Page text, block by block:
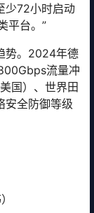
少72小时启动
平台。”
势。2024年德
流量冲
国）、世界田
安全防御等级